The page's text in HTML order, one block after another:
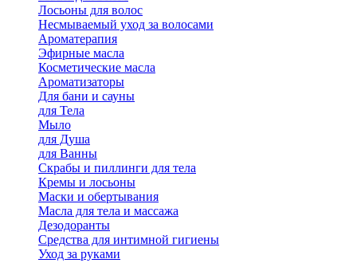
Лосьоны для волос
Несмываемый уход за волосами
Ароматерапия
Эфирные масла
Косметические масла
Ароматизаторы
Для бани и сауны
для Тела
Мыло
для Душа
для Ванны
Скрабы и пиллинги для тела
Кремы и лосьоны
Маски и обертывания
Масла для тела и массажа
Дезодоранты
Средства для интимной гигиены
Уход за руками